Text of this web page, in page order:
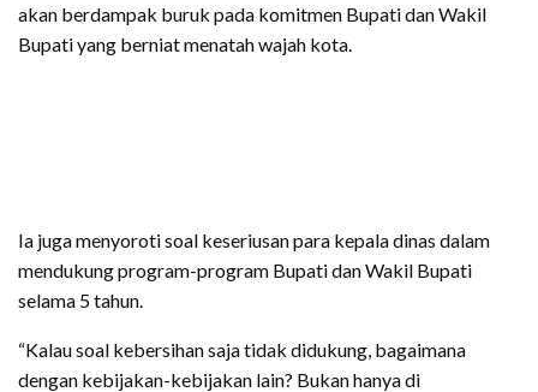
akan berdampak buruk pada komitmen Bupati dan Wakil
Bupati yang berniat menatah wajah kota.
Ia juga menyoroti soal keseriusan para kepala dinas dalam
mendukung program-program Bupati dan Wakil Bupati
selama 5 tahun.
“Kalau soal kebersihan saja tidak didukung, bagaimana
dengan kebijakan-kebijakan lain? Bukan hanya di